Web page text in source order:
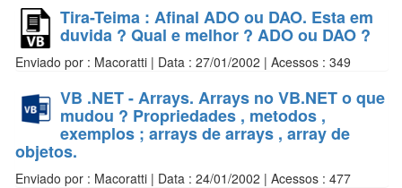
Tira-Teima : Afinal ADO ou DAO. Esta em
duvida ? Qual e melhor ? ADO ou DAO ?
Enviado por : Macoratti | Data : 27/01/2002 | Acessos : 349
VB .NET - Arrays. Arrays no VB.NET o que
mudou ? Propriedades , metodos ,
exemplos ; arrays de arrays , array de
objetos.
Enviado por : Macoratti | Data : 24/01/2002 | Acessos : 477